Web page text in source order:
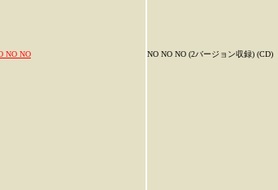
NO NO NO NO NO (2バージョン収録)